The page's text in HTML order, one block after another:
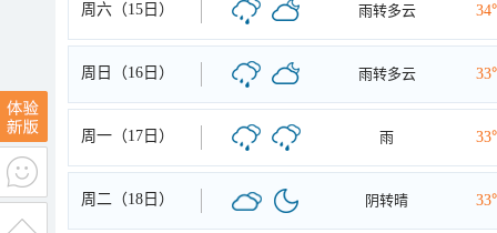
周六（15日） 雨转多云
周日（16日） 雨转多云
周一（17日） 雨
周二（18日） 阴转晴